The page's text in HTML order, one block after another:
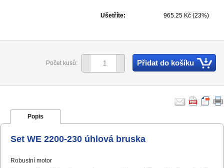
Ušetříte: 965.25 Kč (23%)
Počet kusů: Přidat do košíku
Popis
Set WE 2200-230 úhlová bruska
Robustní motor